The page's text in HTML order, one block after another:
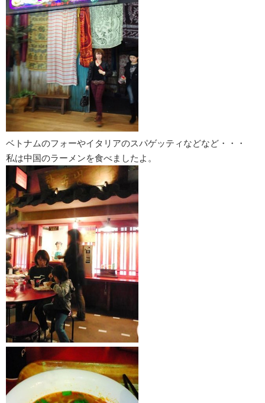
ベトナムのフォーやイタリアのスパゲッティなどなど・・・
私は中国のラーメンを食べましたよ。